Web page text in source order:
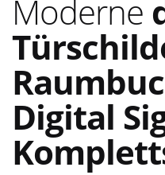
Moderne
Digital